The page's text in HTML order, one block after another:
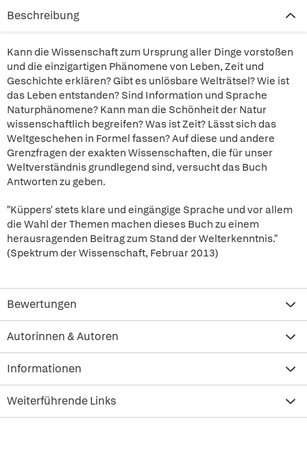
Beschreibung
Kann die Wissenschaft zum Ursprung aller Dinge vorstoßen
und die einzigartigen Phänomene von Leben, Zeit und
Geschichte erklären? Gibt es unlösbare Welträtsel? Wie ist
das Leben entstanden? Sind Information und Sprache
Naturphänomene? Kann man die Schönheit der Natur
wissenschaftlich begreifen? Was ist Zeit? Lässt sich das
Weltgeschehen in Formel fassen? Auf diese und andere
Grenzfragen der exakten Wissenschaften, die für unser
Weltverständnis grundlegend sind, versucht das Buch
Antworten zu geben.
"Küppers' stets klare und eingängige Sprache und vor allem
die Wahl der Themen machen dieses Buch zu einem
herausragenden Beitrag zum Stand der Welterkenntnis."
(Spektrum der Wissenschaft, Februar 2013)
Bewertungen
Autorinnen & Autoren
Informationen
Weiterführende Links